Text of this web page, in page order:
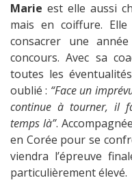
Marie est elle aussi
mais en coiffure.
consacrer une
concours. Avec sa
toutes les
oublié : “Face un
continue à tourner, il
temps là”.
en Corée pour se
viendra l’épreuve
particulièrement élevé.